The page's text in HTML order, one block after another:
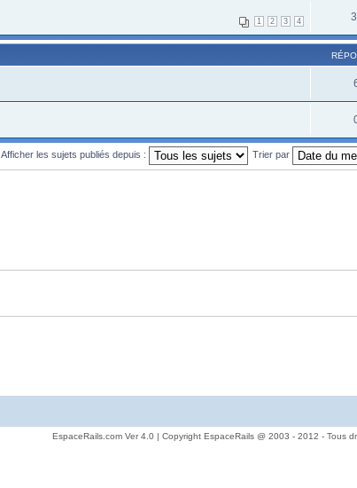
1 2 3 4
Afficher les sujets publiés depuis : Trier par
EspaceRails.com Ver 4.0 | Copyright EspaceRails @ 2003 - 2012 - Tous